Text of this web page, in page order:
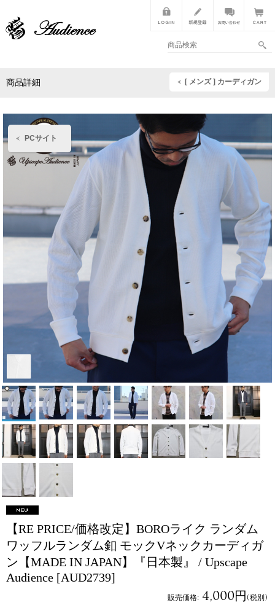
PCサイト
商品詳細 [ メンズ ] カーディガン
【RE PRICE/価格改定】BOROライク ランダム
ワッフルランダム釦 モックVネックカーディガ
ン【MADE IN JAPAN】『日本製』 / Upscape
Audience [AUD2739]
販売価格: 4,000円(税別)